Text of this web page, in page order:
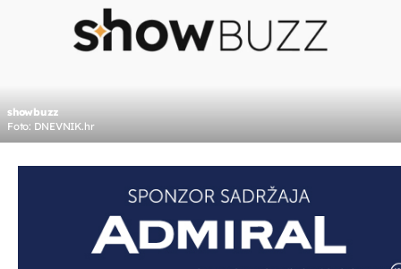
showbuzz
Foto: DNEVNIK.hr